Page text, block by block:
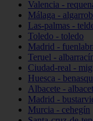
Valencia -
Málaga -
Las-palmas -
Toledo - toledo
Madrid -
Teruel -
Ciudad-real -
Huesca -
Albacete -
Madrid -
Murcia - cehegín